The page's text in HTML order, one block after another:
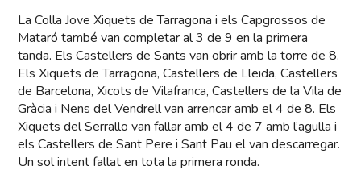
La Colla Jove Xiquets de Tarragona i els Capgrossos de
Mataró també van completar al 3 de 9 en la primera
tanda. Els Castellers de Sants van obrir amb la torre de 8.
Els Xiquets de Tarragona, Castellers de Lleida, Castellers
de Barcelona, Xicots de Vilafranca, Castellers de la Vila de
Gràcia i Nens del Vendrell van arrencar amb el 4 de 8. Els
Xiquets del Serrallo van fallar amb el 4 de 7 amb l’agulla i
els Castellers de Sant Pere i Sant Pau el van descarregar.
Un sol intent fallat en tota la primera ronda.